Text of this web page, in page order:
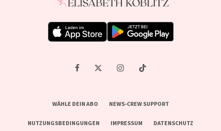
WÄHLE DEIN ABO NEWS-CREW SUPPORT
NUTZUNGSBEDINGUNGEN IMPRESSUM DATENSCHUTZ